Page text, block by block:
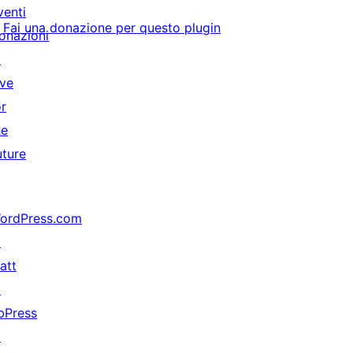
Fai una donazione per questo plugin